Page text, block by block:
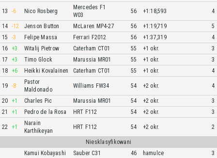
13 -6 Nico Rosberg
Mercedes F1
W03
56 +1:18,593 4
14 -12 Jenson Button McLaren MP4-27 56 +1:19,719
5
15
-3 Felipe Massa Ferrari F2012 56 +1:37,319
4
16
+3 Witalij Pietrow Caterham CT01 55 +1 okr.
3
17
+3 Timo Glock Marussia MR01 55 +1 okr.
3
18
+6 Heikki Kovalainen Caterham CT01 55 +1 okr. 4
19 -8
Pastor
Maldonado
Williams FW34 54 +2 okr. 4
20 +1 Charles Pic Marussia MR01 54 +2 okr.
3
21
+1 Pedro de la Rosa HRT F112 54 +2 okr. 3
22 +1
Narain
Karthikeyan
HRT F112 54 +2 okr. 2
Niesklasyfikowani
Kamui Kobayashi
Sauber C31 46 hamulce
3